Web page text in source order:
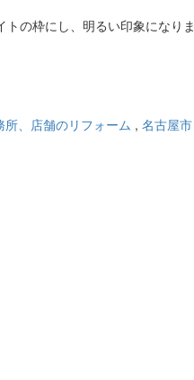
の枠にし、明るい印象になりま
所、店舗のリフォーム , 名古屋市